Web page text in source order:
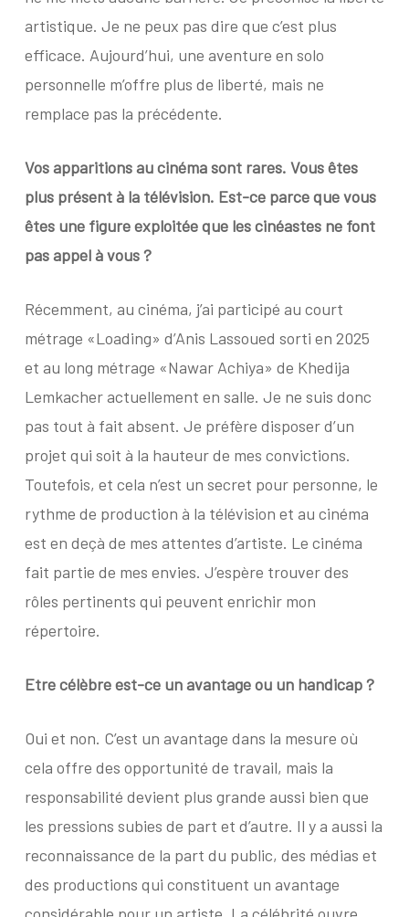
artistique. Je ne peux pas dire que c’est plus
efficace. Aujourd’hui, une aventure en solo
personnelle m’offre plus de liberté, mais ne
remplace pas la précédente.
Vos apparitions au cinéma sont rares. Vous êtes
plus présent à la télévision. Est-ce parce que vous
êtes une figure exploitée que les cinéastes ne font
pas appel à vous ?
Récemment, au cinéma, j’ai participé au court
métrage «Loading» d’Anis Lassoued sorti en 2025
et au long métrage «Nawar Achiya» de Khedija
Lemkacher actuellement en salle. Je ne suis donc
pas tout à fait absent. Je préfère disposer d’un
projet qui soit à la hauteur de mes convictions.
Toutefois, et cela n’est un secret pour personne, le
rythme de production à la télévision et au cinéma
est en deçà de mes attentes d’artiste. Le cinéma
fait partie de mes envies. J’espère trouver des
rôles pertinents qui peuvent enrichir mon
répertoire.
Etre célèbre est-ce un avantage ou un handicap ?
Oui et non. C’est un avantage dans la mesure où
cela offre des opportunité de travail, mais la
responsabilité devient plus grande aussi bien que
les pressions subies de part et d’autre. Il y a aussi la
reconnaissance de la part du public, des médias et
des productions qui constituent un avantage